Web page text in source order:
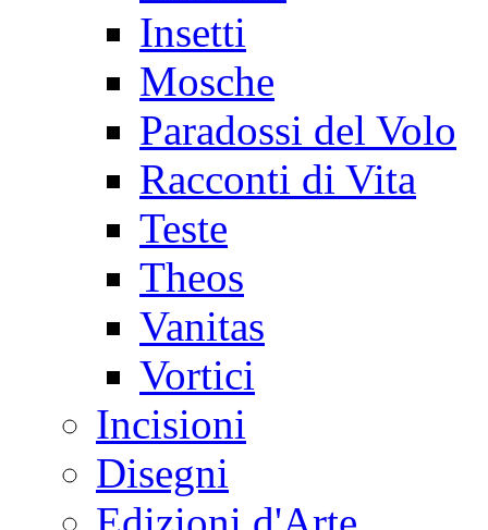
Insetti
Mosche
Paradossi del Volo
Racconti di Vita
Teste
Theos
Vanitas
Vortici
Incisioni
Disegni